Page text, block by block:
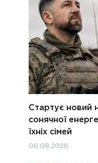
Стартує новий
сонячної
їхніх сімей
06.08.2026